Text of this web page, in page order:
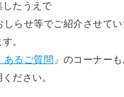
したうえで
しらせ等でご紹介させてい
。
あるご質問 」のコーナー
ださい。